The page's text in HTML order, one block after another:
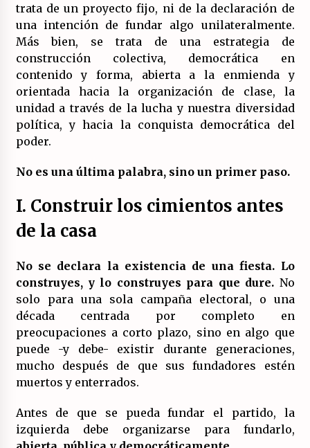
trata de un proyecto fijo, ni de la declaración de
una intención de fundar algo unilateralmente.
Más bien, se trata de una estrategia de
construcción colectiva, democrática en
contenido y forma, abierta a la enmienda y
orientada hacia la organización de clase, la
unidad a través de la lucha y nuestra diversidad
política, y hacia la conquista democrática del
poder.
No es una última palabra, sino un primer paso.
I. Construir los cimientos antes
de la casa
No se declara la existencia de una fiesta. Lo
construyes, y lo construyes para que dure. No
solo para una sola campaña electoral, o una
década centrada por completo en
preocupaciones a corto plazo, sino en algo que
puede -y debe- existir durante generaciones,
mucho después de que sus fundadores estén
muertos y enterrados.
Antes de que se pueda fundar el partido, la
izquierda debe organizarse para fundarlo,